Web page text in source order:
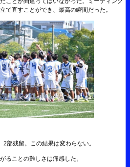
て直すことができ、最高の瞬間だった。
部残留。この結果は変わらない。
ることの難しさは痛感した。